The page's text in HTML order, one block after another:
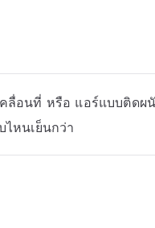
คลื่อนที่ หรือ แอร์แบบติดผ
ไหนเย็นกว่า